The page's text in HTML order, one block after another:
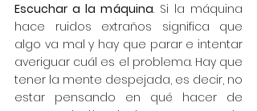
Escuchar a la máquina. Si la máquina
hace ruidos extraños significa que
algo va mal y hay que parar e intentar
averiguar cuál es el problema. Hay que
tener la mente despejada, es decir, no
estar pensando en qué hacer de